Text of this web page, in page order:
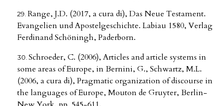
Range, J.D. (2017, a cura di), Das Neue Testament.
Evangelien und Apostelgeschichte. Labiau 1580, Verlag
Ferdinand Schöningh, Paderborn.
Schroeder, C. (2006), Articles and article systems in
some areas of Europe, in Bernini, G., Schwartz, M.L.
(2006, a cura di), Pragmatic organization of discourse in
the languages of Europe, Mouton de Gruyter, Berlin-